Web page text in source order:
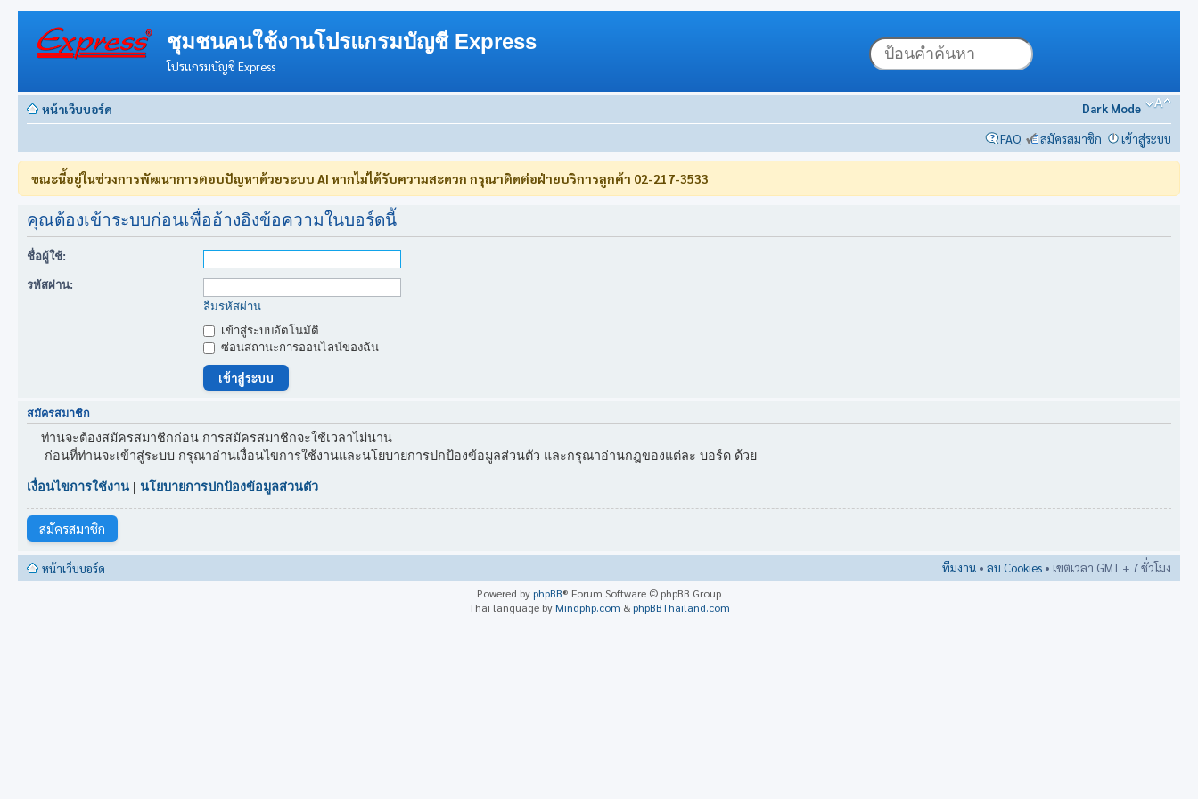
ชุมชนคนใช้งานโปรแกรมบัญชี Express
โปรแกรมบัญชี Express
หน้าเว็บบอร์ด
Dark Mode
FAQ
สมัครสมาชิก เข้าสู่ระบบ
ขณะนี้อยู่ในช่วงการพัฒนาการตอบปัญหาด้วยระบบ AI หากไม่ได้รับความสะดวก กรุณาติดต่อฝ่ายบริการลูกค้า 02-217-3533
คุณต้องเข้าระบบก่อนเพื่ออ้างอิงข้อความในบอร์ดนี้
ชื่อผู้ใช้:
รหัสผ่าน:
ลืมรหัสผ่าน
เข้าสู่ระบบอัตโนมัติ
ซ่อนสถานะการออนไลน์ของฉัน
สมัครสมาชิก
ท่านจะต้องสมัครสมาชิกก่อน การสมัครสมาชิกจะใช้เวลาไม่นาน
ก่อนที่ท่านจะเข้าสู่ระบบ กรุณาอ่านเงื่อนไขการใช้งานและนโยบายการปกป้องข้อมูลส่วนตัว และกรุณาอ่านกฎของแต่ละ บอร์ด ด้วย
เงื่อนไขการใช้งาน | นโยบายการปกป้องข้อมูลส่วนตัว
สมัครสมาชิก
หน้าเว็บบอร์ด ทีมงาน • ลบ Cookies • เขตเวลา GMT + 7 ชั่วโมง
Powered by phpBB® Forum Software © phpBB Group
Thai language by Mindphp.com & phpBBThailand.com